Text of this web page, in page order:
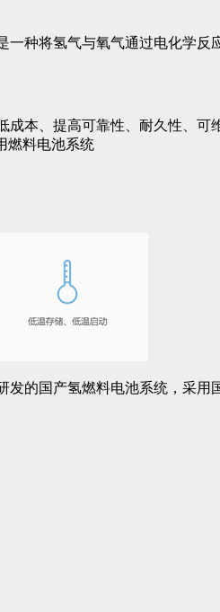
种将氢气与氧气通过电化学
本、提高可靠性、耐久性、
燃料电池系统
的国产氢燃料电池系统，采